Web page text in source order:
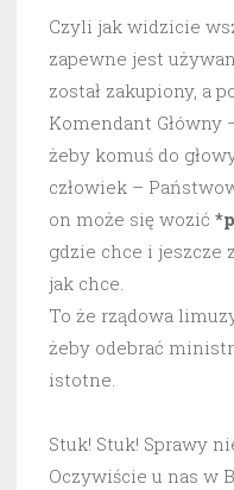
Czyli jak widzicie
zapewne jest
został zakupiony, a
Komendant
żeby komuś do
człowiek –
on może się wozić
gdzie chce i jeszcze
jak chce.
To że rządowa
żeby odebrać
istotne.
Stuk! Stuk! Sprawy
Oczywiście u nas w